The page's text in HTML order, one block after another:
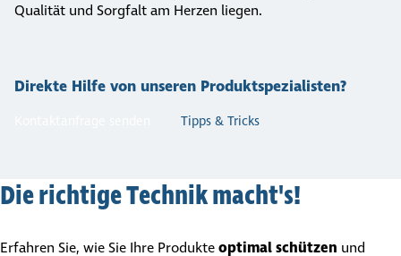
Qualität und Sorgfalt am Herzen liegen.
Direkte Hilfe von unseren Produkt­spe­zia­listen?
Tipps & Tricks
Die richtige Technik macht's!
Erfahren Sie, wie Sie Ihre Produkte optimal schützen und